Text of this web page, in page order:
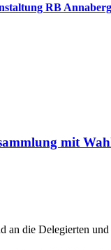
RB
mit
an die Delegierten und